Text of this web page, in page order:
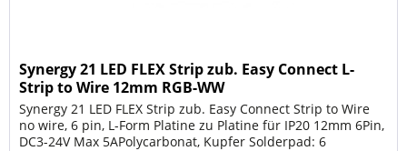
Synergy 21 LED FLEX Strip zub. Easy Connect L-
Strip to Wire 12mm RGB-WW
Synergy 21 LED FLEX Strip zub. Easy Connect Strip to Wire
no wire, 6 pin, L-Form Platine zu Platine für IP20 12mm 6Pin,
DC3-24V Max 5APolycarbonat, Kupfer Solderpad: 6